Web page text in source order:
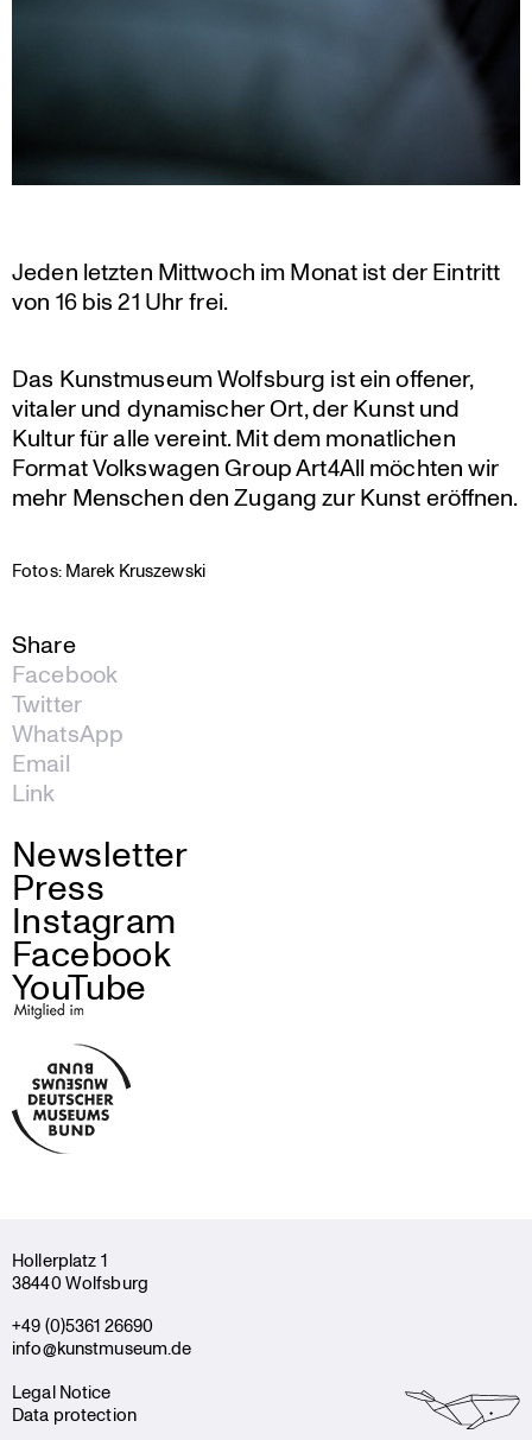
Jeden letzten Mittwoch im Monat ist der Eintritt
von 16 bis 21 Uhr frei.
Das Kunst­mu­seum Wolfsburg ist ein offener,
vitaler und dynami­scher Ort, der Kunst und
Kultur für alle vereint. Mit dem monat­li­chen
Format Volks­wagen Group Art4All möchten wir
mehr Menschen den Zugang zur Kunst eröffnen.
Fotos: Marek Kruszewski
Share
Facebook
Twitter
WhatsApp
Email
Link
Newsletter
Press
Instagram
Facebook
YouTube
Holler­platz 1
38440 Wolfsburg
+49 (0)5361 26690
info@kunstmuseum.de
Legal Notice
Data protection